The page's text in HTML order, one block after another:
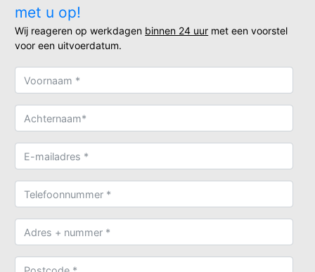
met u op!
Wij reageren op werkdagen binnen 24 uur met een voorstel
voor een uitvoerdatum.